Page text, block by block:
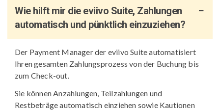
Wie hilft mir die eviivo Suite, Zahlungen
automatisch und pünktlich einzuziehen?
Der Payment Manager der eviivo Suite automatisiert
Ihren gesamten Zahlungsprozess von der Buchung bis
zum Check-out.
Sie können Anzahlungen, Teilzahlungen und
Restbeträge automatisch einziehen sowie Kautionen